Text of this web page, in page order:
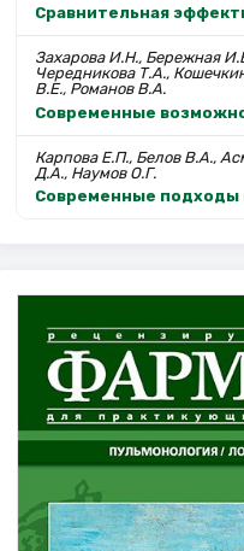
Сравнительная
Захарова И.Н., Бережная
Чередникова Т.А.,
В.Е., Романов В.А.
Современные
Карпова Е.П., Белов В.А.,
Д.А., Наумов О.Г.
Современные подходы